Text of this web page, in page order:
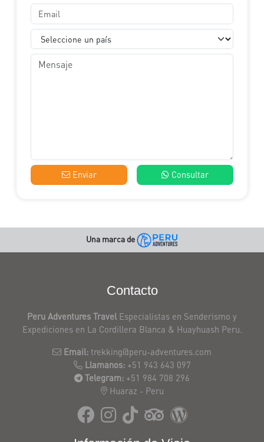
Enviar Consultar
Una marca de
Contacto
Peru Adventures Travel Especialistas en Senderismo y
Expediciones en La Cordillera Blanca & Huayhuash Peru.
Email: trekking@peru-adventures.com
Llamanos: +51 943 643 097
Telegram: +51 984 708 296
Huaraz - Peru